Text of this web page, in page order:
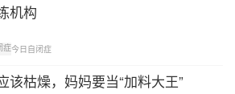
试以下的方法：
以谈论自己偏好的话题。例如：
才告诉他们个人资料，而不会随
机构
今日自闭症
该枯燥，妈妈要当“加料大王”